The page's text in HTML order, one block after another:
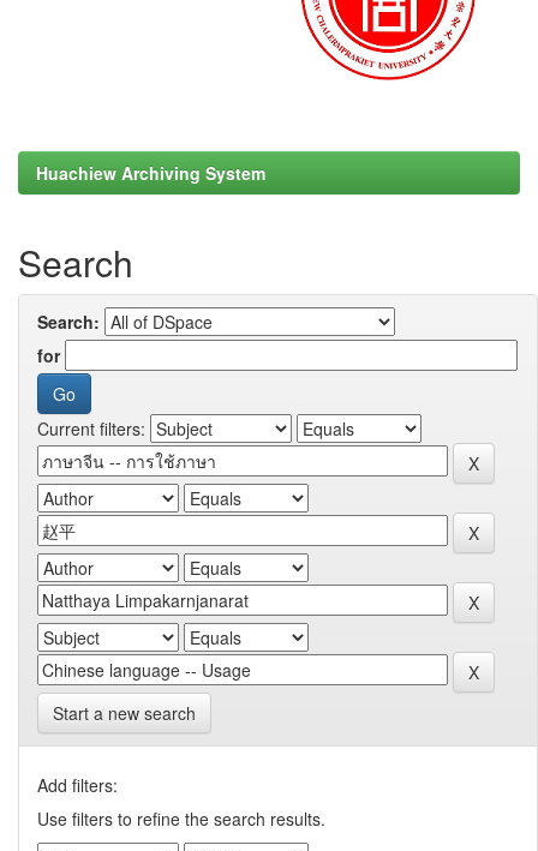
Huachiew Archiving System
Search
Search:
for
Current filters:
Start a new search
Add filters:
Use filters to refine the search results.